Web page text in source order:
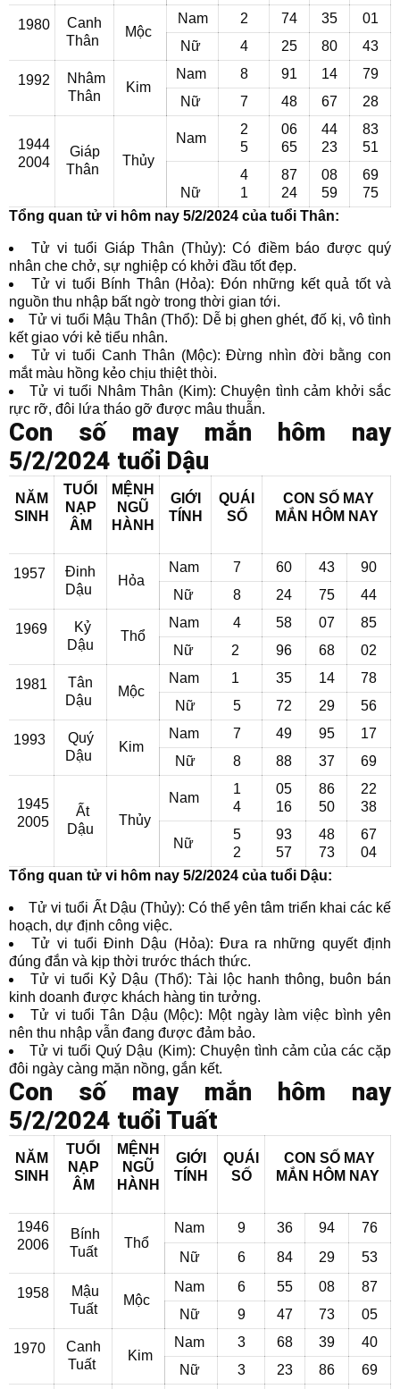
1980
Canh
Thân
Mộc
Nam 2 74 35
01
Nữ
4 25 80 43
1992
Nhâm
Thân
Kim
Nam 8 91 14
79
Nữ
7 48 67 28
1944
2004
Giáp
Thân
Thủy
Nam
2
5
06
65
44
23
83
51
Nữ
4
1
87
24
08
59
69
75
Tổng quan tử vi hôm nay 5/2/2024 của tuổi Thân:
Tử vi tuổi Giáp Thân (Thủy): Có điềm báo được quý
nhân che chở, sự nghiệp có khởi đầu tốt đẹp.
Tử vi tuổi Bính Thân (Hỏa): Đón những kết quả tốt và
nguồn thu nhập bất ngờ trong thời gian tới.
Tử vi tuổi Mậu Thân (Thổ): Dễ bị ghen ghét, đố kị, vô tình
kết giao với kẻ tiểu nhân.
Tử vi tuổi Canh Thân (Mộc): Đừng nhìn đời bằng con
mắt màu hồng kẻo chịu thiệt thòi.
Tử vi tuổi Nhâm Thân (Kim): Chuyện tình cảm khởi sắc
rực rỡ, đôi lứa tháo gỡ được mâu thuẫn.
Con số may mắn hôm nay
5/2/2024 tuổi Dậu
NĂM
SINH
TUỔI
NẠP
ÂM
MỆNH
NGŨ
HÀNH
GIỚI
TÍNH
QUÁI
SỐ
CON SỐ MAY
MẮN HÔM NAY
1957
Đinh
Dậu
Hỏa
Nam 7 60 43
90
Nữ
8 24 75 44
1969
Kỷ
Dậu
Thổ
Nam 4 58 07
85
Nữ
2 96 68 02
1981
Tân
Dậu
Mộc
Nam 1 35 14
78
Nữ
5 72 29 56
1993
Quý
Dậu
Kim
Nam 7 49 95
17
Nữ
8 88 37 69
1945
2005
Ất
Dậu
Thủy
Nam
1
4
05
16
86
50
22
38
Nữ
5
2
93
57
48
73
67
04
Tổng quan tử vi hôm nay 5/2/2024 của tuổi Dậu:
Tử vi tuổi Ất Dậu (Thủy): Có thể yên tâm triển khai các kế
hoạch, dự định công việc.
Tử vi tuổi Đinh Dậu (Hỏa): Đưa ra những quyết định
đúng đắn và kịp thời trước thách thức.
Tử vi tuổi Kỷ Dậu (Thổ): Tài lộc hanh thông, buôn bán
kinh doanh được khách hàng tin tưởng.
Tử vi tuổi Tân Dậu (Mộc): Một ngày làm việc bình yên
nên thu nhập vẫn đang được đảm bảo.
Tử vi tuổi Quý Dậu (Kim): Chuyện tình cảm của các cặp
đôi ngày càng mặn nồng, gắn kết.
Con số may mắn hôm nay
5/2/2024 tuổi Tuất
NĂM
SINH
TUỔI
NẠP
ÂM
MỆNH
NGŨ
HÀNH
GIỚI
TÍNH
QUÁI
SỐ
CON SỐ MAY
MẮN HÔM NAY
1946
2006
Bính
Tuất
Thổ
Nam 9 36 94
76
Nữ
6 84 29 53
1958
Mậu
Tuất
Mộc
Nam 6 55 08
87
Nữ
9 47 73 05
1970
Canh
Tuất
Kim
Nam 3 68 39
40
Nữ
3 23 86 69